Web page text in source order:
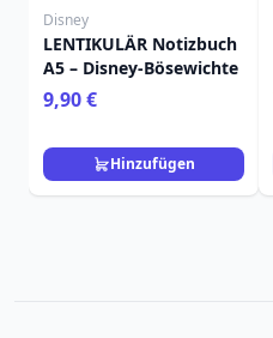
Disney
LENTIKULÄR Notizbuch
A5 – Disney-Bösewichte
9,90 €
Hinzufügen